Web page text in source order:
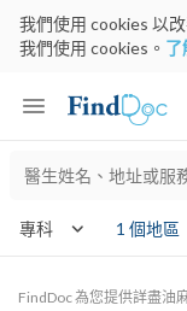
我們使用 cookies 以
我們使用 cookies。 了
Keyword
專科 1 個地區
FindDoc 為您提供詳盡油